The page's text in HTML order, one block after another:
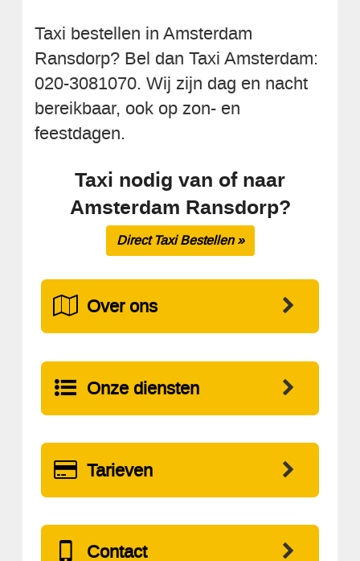
Taxi bestellen in Amsterdam
Ransdorp? Bel dan Taxi Amsterdam:
020-3081070. Wij zijn dag en nacht
bereikbaar, ook op zon- en
feestdagen.
Taxi nodig van of naar
Amsterdam Ransdorp?
Direct Taxi Bestellen »
Over ons
Onze diensten
Tarieven
Contact